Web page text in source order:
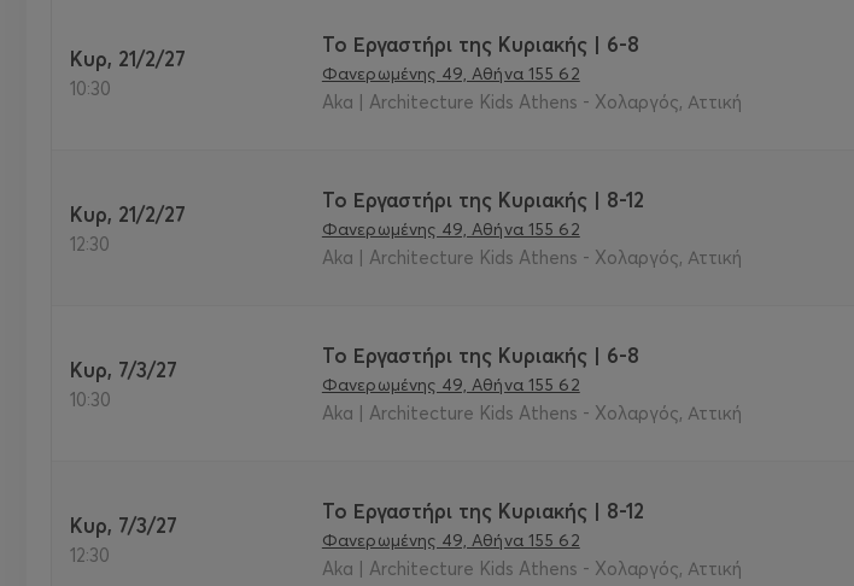
Κυρ, 21/2/27
10:30
Το Εργαστήρι της Κυριακής | 6-8
Φανερωμένης 49, Αθήνα 155 62
Aka | Architecture Kids Athens - Χολαργός, Αττική
Κυρ, 21/2/27
12:30
Το Εργαστήρι της Κυριακής | 8-12
Φανερωμένης 49, Αθήνα 155 62
Aka | Architecture Kids Athens - Χολαργός, Αττική
Κυρ, 7/3/27
10:30
Το Εργαστήρι της Κυριακής | 6-8
Φανερωμένης 49, Αθήνα 155 62
Aka | Architecture Kids Athens - Χολαργός, Αττική
Κυρ, 7/3/27
12:30
Το Εργαστήρι της Κυριακής | 8-12
Φανερωμένης 49, Αθήνα 155 62
Aka | Architecture Kids Athens - Χολαργός, Αττική